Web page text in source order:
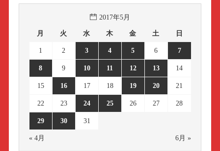
2017年5月
月 火 水 木 金 土 日
1 2 3 4 5 6 7
8 9 10 11 12 13 14
15 16 17 18 19 20 21
22 23 24 25 26 27 28
29 30 31
« 4月 6月 »